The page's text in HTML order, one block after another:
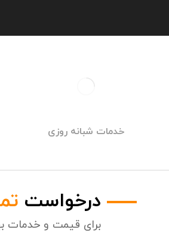
خدمات شبانه روزی
درخواست
برای قیمت و خدمات